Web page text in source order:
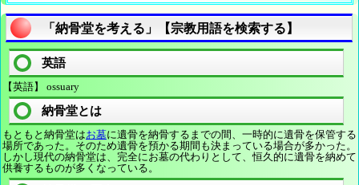
「納骨堂を考える」【宗教用語を検索する】
英語
【英語】 ossuary
納骨堂とは
もともと納骨堂はお墓に遺骨を納骨するまでの間、一時的に遺骨を保管する
場所であった。そのため遺骨を預かる期間も決まっている場合が多かった。
しかし現代の納骨堂は、完全にお墓の代わりとして、恒久的に遺骨を納めて
供養するものが多くなっている。